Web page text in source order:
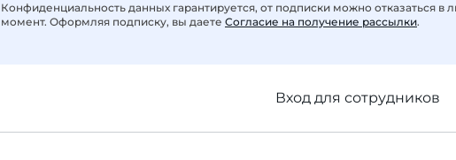
Конфиденциальность данных гарантируется, от подписки можно отказаться в
момент. Оформляя подписку, вы даете Согласие на получение рассылки.
Вход для сотрудников